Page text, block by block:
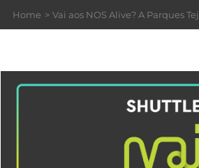
Home Vai aos NOS Alive? A Parques